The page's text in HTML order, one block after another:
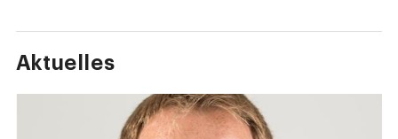
Aktuelles